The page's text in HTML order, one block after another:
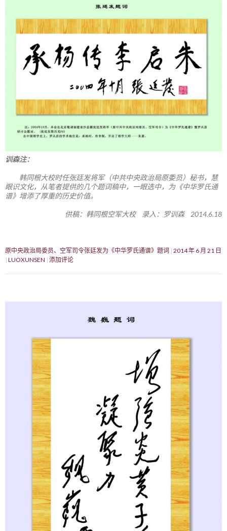
训森注：
韩同根大校时任张廷发将军（中共中央政治局原委员）秘书，慧
眼识文化，从笔者提供的几个题词稿中，一眼选中，为《中华罗氏通
谱》增添了厚重的历史价值。
供稿：韩同根空军大校 录入：罗训森 2014.6.18
原中央政治局委员、空军司令张廷发为《中华罗氏通谱》题词 2014 年 6 月 21 日
LUOXUNSEN 添加评论